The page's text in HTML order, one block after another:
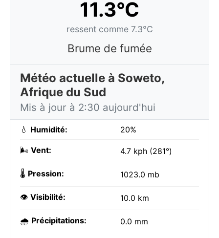
11.3°C
ressent comme 7.3°C
Brume de fumée
Météo actuelle à Soweto,
Afrique du Sud
Mis à jour à 2:30 aujourd'hui
💧 Humidité: 20%
🌬️ Vent: 4.7 kph (281°)
🌡️ Pression: 1023.0 mb
👁️ Visibilité: 10.0 km
🌧️ Précipitations: 0.0 mm